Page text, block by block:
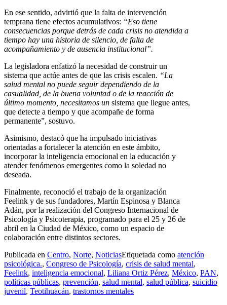
En ese sentido, advirtió que la falta de intervención
temprana tiene efectos acumulativos: “Eso tiene
consecuencias porque detrás de cada crisis no atendida a
tiempo hay una historia de silencio, de falta de
acompañamiento y de ausencia institucional”.
La legisladora enfatizó la necesidad de construir un
sistema que actúe antes de que las crisis escalen. “La
salud mental no puede seguir dependiendo de la
casualidad, de la buena voluntad o de la reacción de
último momento, necesitamos un sistema que llegue antes,
que detecte a tiempo y que acompañe de forma
permanente”, sostuvo.
Asimismo, destacó que ha impulsado iniciativas
orientadas a fortalecer la atención en este ámbito,
incorporar la inteligencia emocional en la educación y
atender fenómenos emergentes como la soledad no
deseada.
Finalmente, reconoció el trabajo de la organización
Feelink y de sus fundadores, Martín Espinosa y Blanca
Adán, por la realización del Congreso Internacional de
Psicología y Psicoterapia, programado para el 25 y 26 de
abril en la Ciudad de México, como un espacio de
colaboración entre distintos sectores.
Publicada en Centro, Norte, NoticiasEtiquetada como atención
psicológica., Congreso de Psicología, crisis de salud mental,
Feelink, inteligencia emocional, Liliana Ortiz Pérez, México, PAN,
políticas públicas, prevención, salud mental, salud pública, suicidio
juvenil, Teotihuacán, trastornos mentales